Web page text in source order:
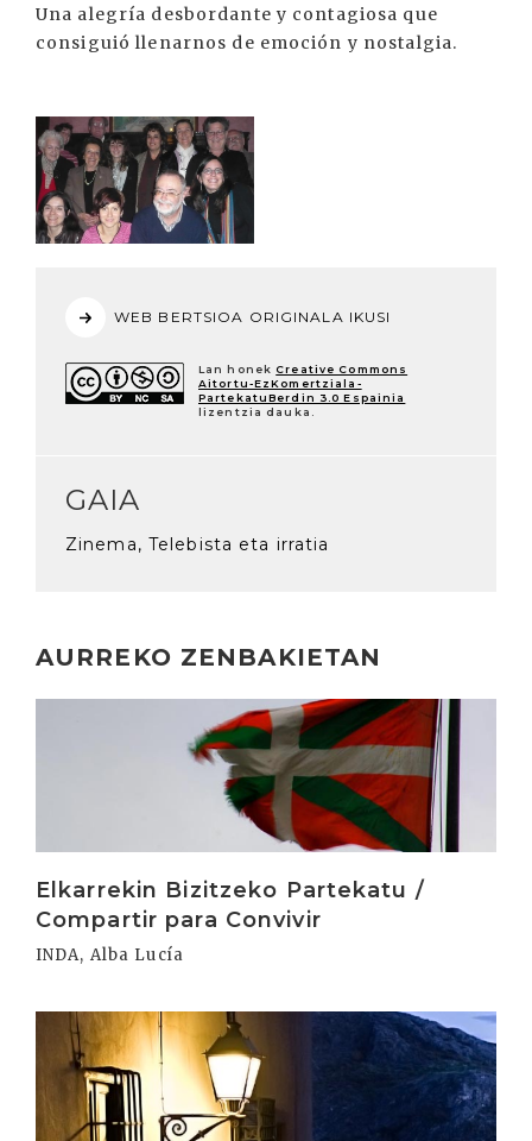
Una alegría desbordante y contagiosa que
consiguió llenarnos de emoción y nostalgia.
WEB BERTSIOA ORIGINALA IKUSI
Lan honek Creative Commons
Aitortu-EzKomertziala-
PartekatuBerdin 3.0 Espainia
lizentzia dauka.
GAIA
Zinema, Telebista eta irratia
AURREKO ZENBAKIETAN
Elkarrekin Bizitzeko Partekatu /
Compartir para Convivir
INDA, Alba Lucía
Irakurri